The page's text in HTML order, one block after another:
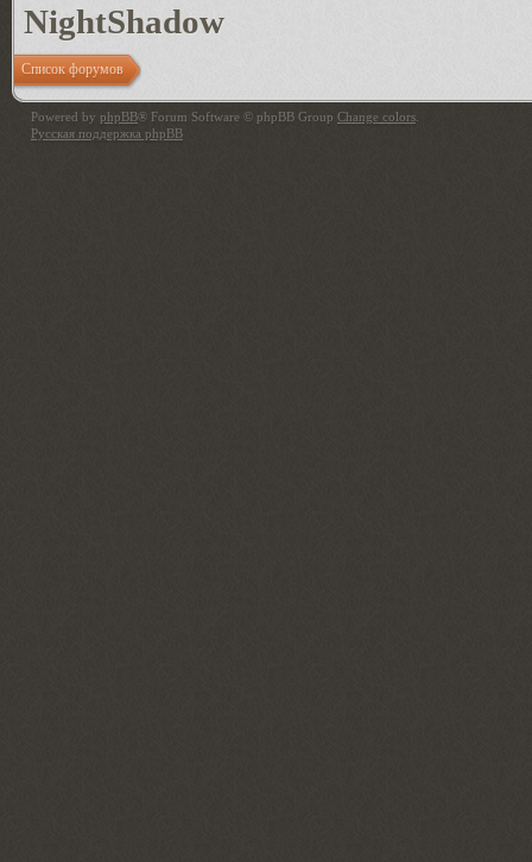
NightShadow
Список форумов
Powered by phpBB® Forum Software © phpBB Group Change colors
Русская поддержка phpBB